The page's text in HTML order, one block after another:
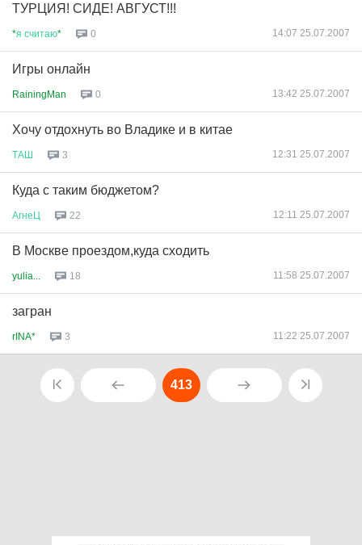
ТУРЦИЯ! СИДЕ! АВГУСТ!!!
*я считаю* 0 14:07 25.07.2007
Игры онлайн
RainingMan 0 13:42 25.07.2007
Хочу отдохнуть во Владике и в китае
ТАШ 3 12:31 25.07.2007
Куда с таким бюджетом?
АгнеЦ 22 12:11 25.07.2007
В Москве проездом,куда сходить
yulia... 18 11:58 25.07.2007
загран
rINA* 3 11:22 25.07.2007
413